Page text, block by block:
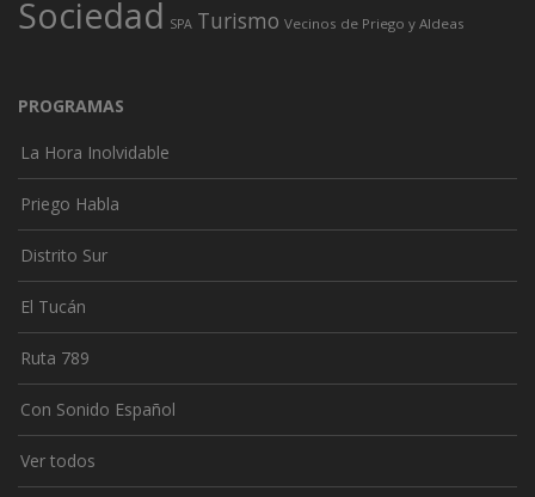
Sociedad SPA Turismo Vecinos de Priego y Aldeas
PROGRAMAS
La Hora Inolvidable
Priego Habla
Distrito Sur
El Tucán
Ruta 789
Con Sonido Español
Ver todos